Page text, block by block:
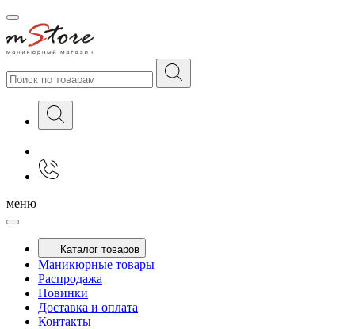
меню
Каталог товаров
Маникюрные товары
Распродажа
Новинки
Доставка и оплата
Контакты